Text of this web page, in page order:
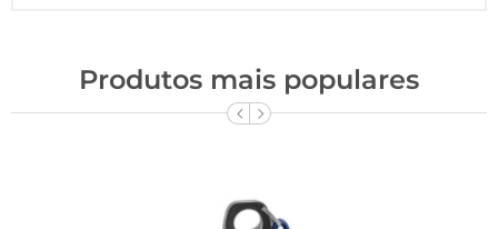
Produtos mais populares